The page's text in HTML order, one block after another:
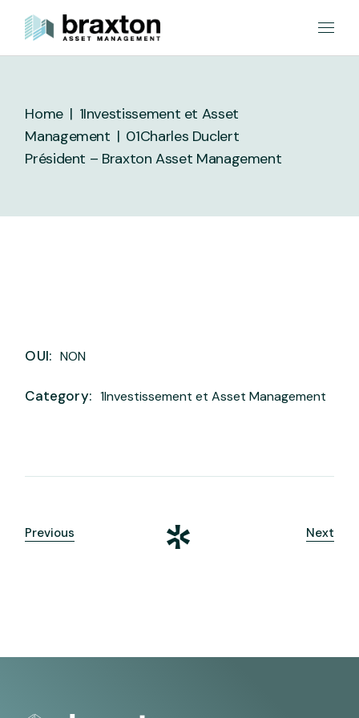
content
Home
1Investissement et Asset
Management
01Charles Duclert
Président – Braxton Asset Management
OUI: NON
Category: 1Investissement et Asset Management
Previous Next